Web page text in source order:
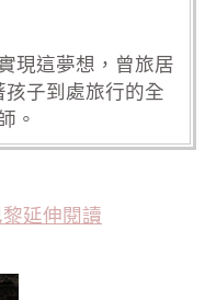
現這夢想，曾旅居
子到處旅行的全
。
延伸閱讀